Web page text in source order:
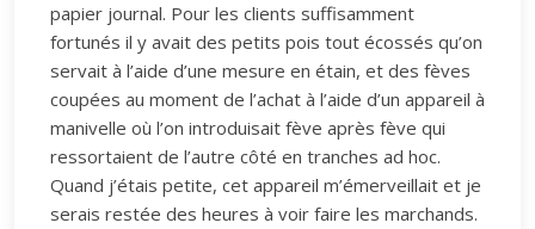
papier journal. Pour les clients suffisamment
fortunés il y avait des petits pois tout écossés qu’on
servait à l’aide d’une mesure en étain, et des fèves
coupées au moment de l’achat à l’aide d’un appareil à
manivelle où l’on introduisait fève après fève qui
ressortaient de l’autre côté en tranches ad hoc.
Quand j’étais petite, cet appareil m’émerveillait et je
serais restée des heures à voir faire les marchands.